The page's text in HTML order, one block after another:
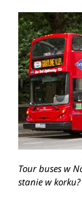
Tour buses w
stanie w korku?